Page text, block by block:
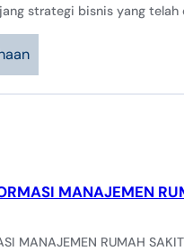
strategi bisnis yang
MANAJEMEN
MANAJEMEN RUMAH